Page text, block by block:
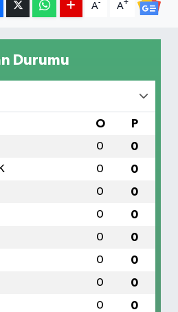
A- A+
Durumu
O P
0 0
0 0
0 0
0 0
0 0
0 0
0 0
0 0